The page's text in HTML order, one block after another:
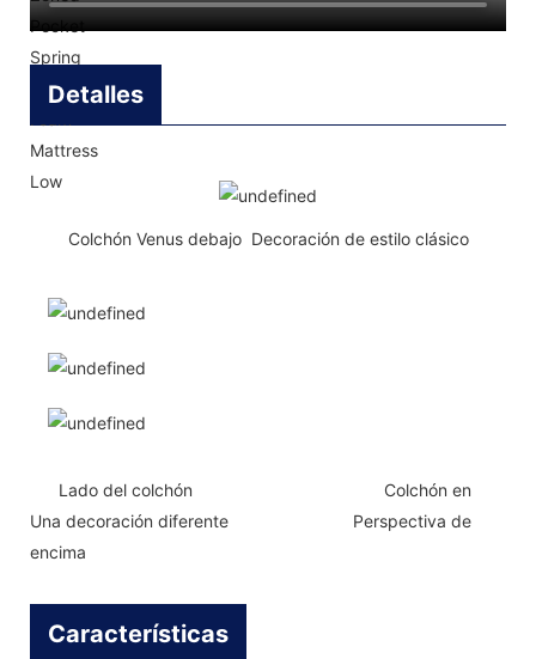
Detalles
Colchón Venus debajo Decoración de estilo clásico
Lado del colchón Colchón en
Una decoración diferente Perspectiva de
encima
Características